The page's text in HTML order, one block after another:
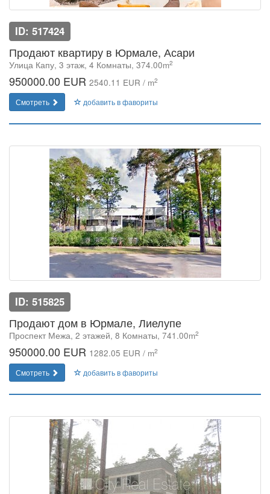
ID: 517424
Продают квартиру в Юрмале, Асари
Улица Капу, 3 этаж, 4 Комнаты, 374.00m2
950000.00 EUR 2540.11 EUR / m2
Смотреть добавить в фавориты
ID: 515825
Продают дом в Юрмале, Лиелупе
Проспект Межа, 2 этажей, 8 Комнаты, 741.00m2
950000.00 EUR 1282.05 EUR / m2
Смотреть добавить в фавориты